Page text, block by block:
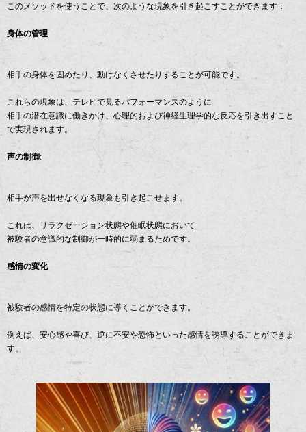
このメソッドを使うことで、次のような現象を引き起こすことができます：
身体の管理
相手の身体を固めたり、動けなくさせたりすることが可能です。
これらの現象は、テレビで見るパフォーマンスのように
相手の潜在意識に働きかけ、心理的および神経生理学的な反応を引き出すこと
で実現されます。
声の制御:
相手が声を出せなくなる現象も引き起こせます。
これは、リラクゼーション状態や催眠状態において
被験者の意識的な制御が一時的に弱まるためです。
感情の変化
被験者の感情を特定の状態に導くことができます。
例えば、安心感や喜び、逆に不安や恐怖といった感情を誘導することができま
す。